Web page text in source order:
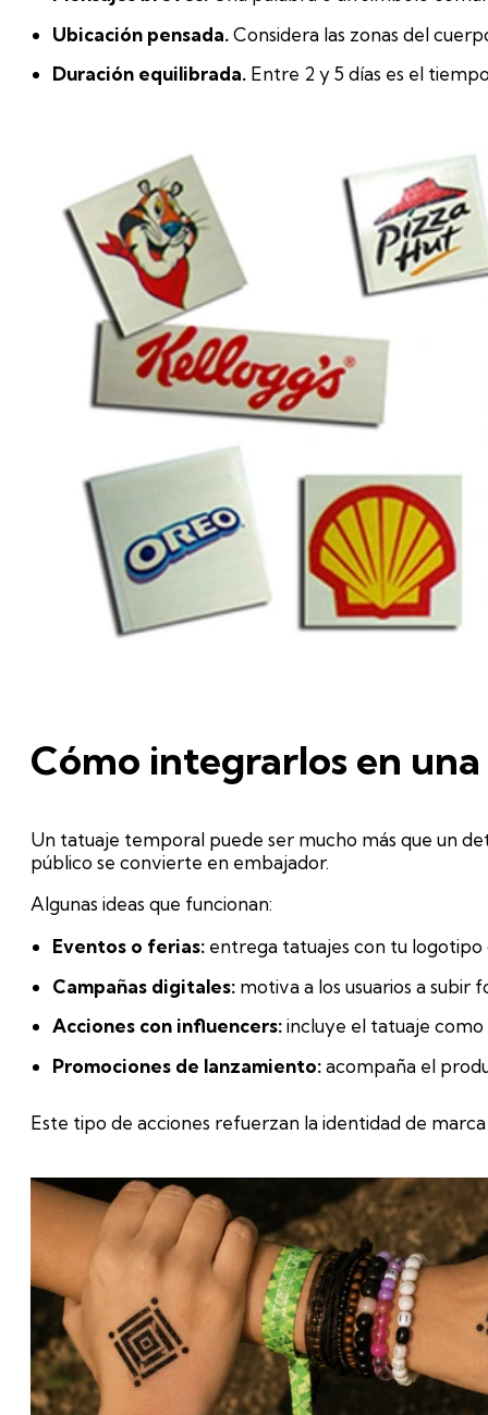
Ubicación pensada.Considera las zonas del
Duración equilibrada. Entre 2 y 5 días es el
Cómo integrarlos en
Un tatuaje temporal puede ser mucho más que un
público se convierte en embajador.
Algunas ideas que funcionan:
Eventos o ferias: entrega tatuajes con tu logotipo
Campañas digitales: motiva a los usuarios a subir
Acciones con influencers:incluye el tatuaje
Promociones de lanzamiento:acompaña el
Este tipo de acciones refuerzan la identidad de